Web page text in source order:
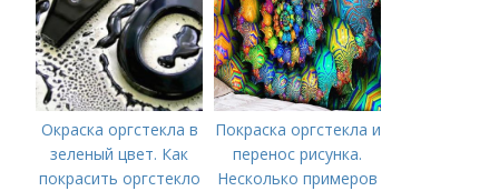
Окраска оргстекла в
зеленый цвет. Как
покрасить оргстекло
Покраска оргстекла и
перенос рисунка.
Несколько примеров